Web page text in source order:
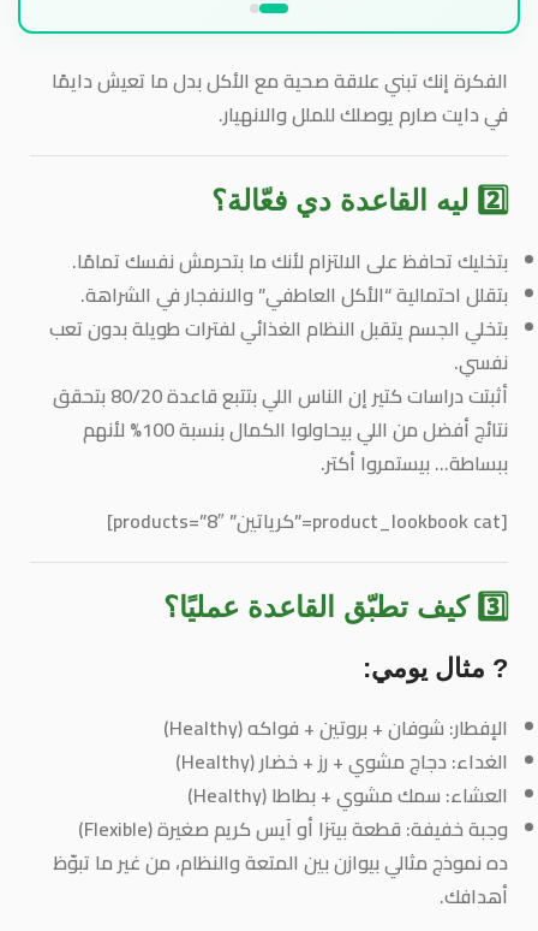
الفكرة إنك تبني علاقة صحية مع الأكل بدل ما تعيش دايمًا
في دايت صارم يوصلك للملل والانهيار.
2️⃣ ليه القاعدة دي فعّالة؟
بتخليكتحافظ على الالتزاملأنك ما بتحرمش نفسك تمامًا.
بتقلل احتمالية “الأكل العاطفي” والانفجار في الشراهة.
بتخلي الجسميتقبل النظام الغذائي لفترات طويلةبدون تعب
نفسي.
أثبتت دراسات كتير إن الناس اللي بتتبع قاعدة 80/20 بتحقق
نتائج أفضل من اللي بيحاولوا الكمال بنسبة 100% لأنهم
ببساطة… بيستمروا أكتر.
[product_lookbook cat=”كرياتين” products=”8″]
3️⃣ كيف تطبّق القاعدة عمليًا؟
? مثال يومي:
الإفطار: شوفان + بروتين + فواكه (Healthy)
الغداء: دجاج مشوي + رز + خضار (Healthy)
العشاء: سمك مشوي + بطاطا (Healthy)
وجبة خفيفة: قطعة بيتزا أو آيس كريم صغيرة (Flexible)
ده نموذج مثالي بيوازن بين المتعة والنظام، من غير ما تبوّظ
أهدافك.